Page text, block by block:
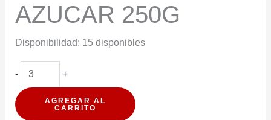
AZUCAR 250G
Disponibilidad: 15 disponibles
-
GALLETA
GULLON
SANDWICH
+
AGREGAR AL
CARRITO